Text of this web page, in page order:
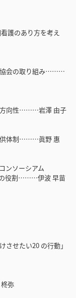
護のあり方を考え
協会の取り組み………
方向性………岩澤 由子
供体制………眞野 惠
ンソーシアム
の役割………伊波 早苗
せたい20 の行動」
弥